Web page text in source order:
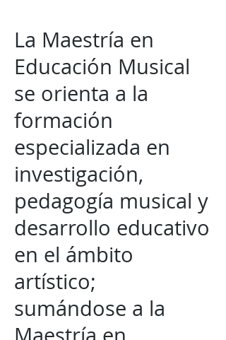
La Maestría en
Educación Musical
se orienta a la
formación
especializada en
investigación,
pedagogía musical y
desarrollo educativo
en el ámbito
artístico;
sumándose a la